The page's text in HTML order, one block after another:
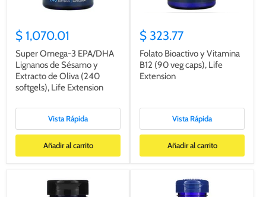
$ 1,070.01
Super Omega-3 EPA/DHA
Lignanos de Sésamo y
Extracto de Oliva (240
softgels), Life Extension
Vista Rápida
Añadir al carrito
$ 323.77
Folato Bioactivo y Vitamina
B12 (90 veg caps), Life
Extension
Vista Rápida
Añadir al carrito